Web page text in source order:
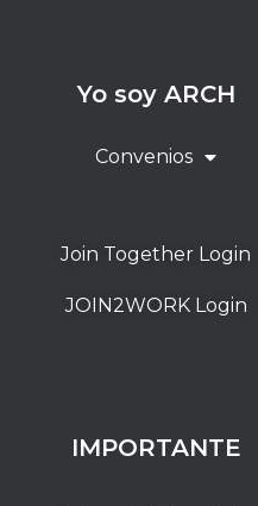
Yo soy ARCH
Convenios
Join Together Login
JOIN2WORK Login
IMPORTANTE